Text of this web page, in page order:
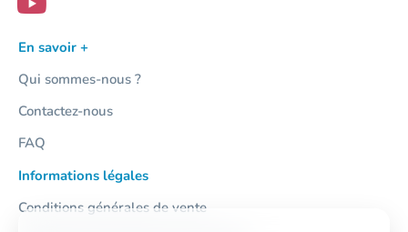
En savoir +
Qui sommes-nous ?
Contactez-nous
FAQ
Informations légales
Conditions générales de vente